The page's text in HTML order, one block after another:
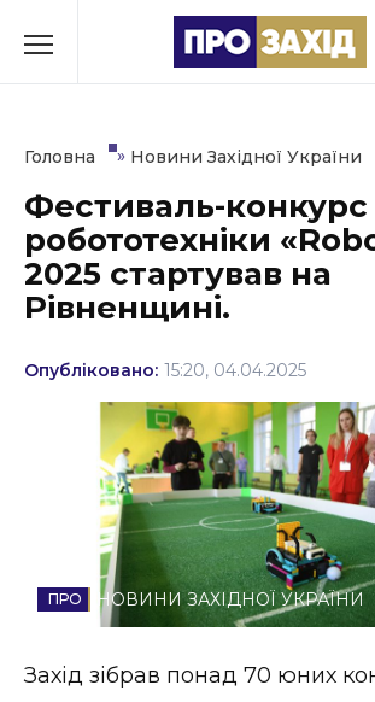
до
Культура
Освіта
Політика
Соціум
Спорт
Стиль життя
Втрачений Ужгород
Втрачений Ужгород
Головна » Новини Західної України
Фестиваль-конкурс
робототехніки
2025 стартував на
Рівненщині.
Опубліковано: 15:20, 04.04.2025
НОВИНИ ЗАХІДНОЇ УКРАЇНИ
Захід зібрав понад 70 юних